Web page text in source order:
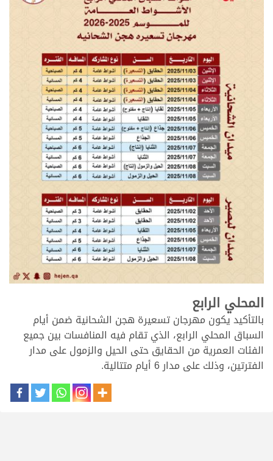
.
المحلي الرابع
بالتأكيد يكون مهرجان تسعيرة هجن الشحانية ضمن أيام
السباق المحلي الرابع، الذي تقام فيه المنافسات بين جميع
الفئات العمرية من الحقايق حتى الحيل والزمول على مدار
الفترتين، وذلك على مدار 6 أيام متتالية.